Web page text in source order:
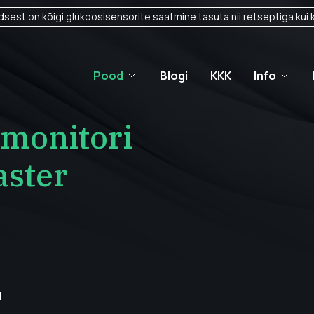
on kõigi glükoosisensorite saatmine tasuta nii retseptiga
Pood Blogi KKK Info